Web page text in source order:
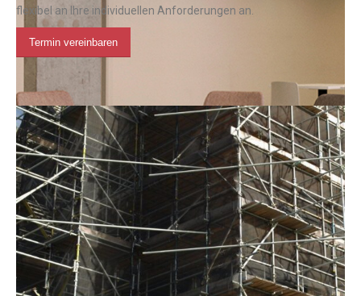
flexibel an Ihre individuellen Anforderungen an.
Termin vereinbaren